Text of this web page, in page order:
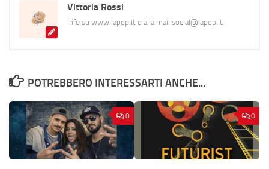
Vittoria Rossi
Info su www.lapop.it o alla mail social@lapop.it
POTREBBERO INTERESSARTI ANCHE...
0 0